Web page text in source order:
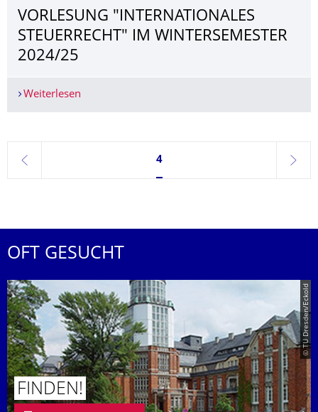
VORLESUNG "INTERNATIONALES
STEUERRECHT" IM WINTERSEMESTER
2024/25
Weiterlesen
zurück
Seite 4, aktuell ausgewählt
4
weiter
OFT GESUCHT
© TU Dresden/Eckold
FINDEN!